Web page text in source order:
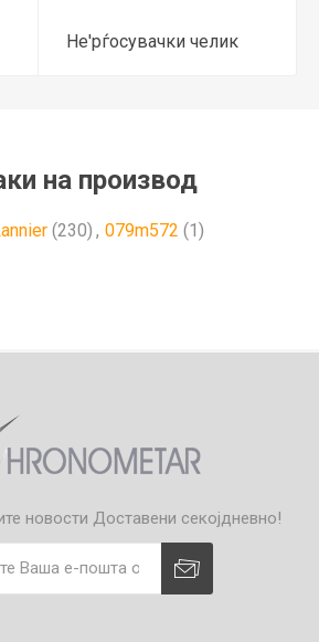
Не'рѓосувачки челик
на производ
(230) , 079m572 (1)
новости Доставени секојдневно!